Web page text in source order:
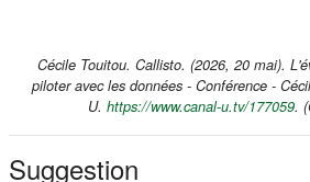
Cécile Touitou. Callisto. (2026, 20 mai).
piloter avec les données - Conférence -
U. https://www.canal-u.tv/177059.
Suggestion